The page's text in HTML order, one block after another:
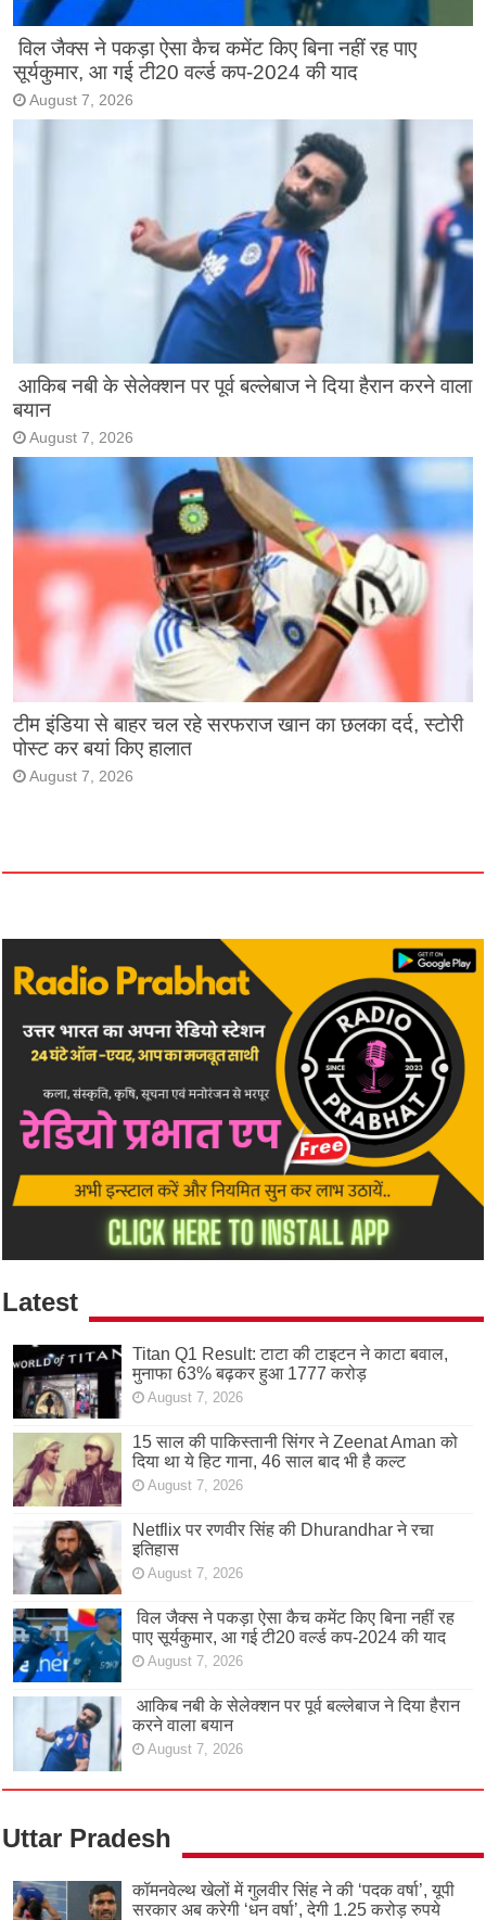
विल जैक्स ने पकड़ा ऐसा कैच कमेंट किए बिना नहीं रह पाए
सूर्यकुमार, आ गई टी20 वर्ल्ड कप-2024 की याद
August 7, 2026
आकिब नबी के सेलेक्शन पर पूर्व बल्लेबाज ने दिया हैरान करने वाला
बयान
August 7, 2026
टीम इंडिया से बाहर चल रहे सरफराज खान का छलका दर्द, स्टोरी
पोस्ट कर बयां किए हालात
August 7, 2026
Latest
Titan Q1 Result: टाटा की टाइटन ने काटा बवाल,
मुनाफा 63% बढ़कर हुआ 1777 करोड़
August 7, 2026
15 साल की पाकिस्तानी सिंगर ने Zeenat Aman को
दिया था ये हिट गाना, 46 साल बाद भी है कल्ट
August 7, 2026
Netflix पर रणवीर सिंह की Dhurandhar ने रचा
इतिहास
August 7, 2026
विल जैक्स ने पकड़ा ऐसा कैच कमेंट किए बिना नहीं रह
पाए सूर्यकुमार, आ गई टी20 वर्ल्ड कप-2024 की याद
August 7, 2026
आकिब नबी के सेलेक्शन पर पूर्व बल्लेबाज ने दिया हैरान
करने वाला बयान
August 7, 2026
Uttar Pradesh
कॉमनवेल्थ खेलों में गुलवीर सिंह ने की ‘पदक वर्षा’, यूपी
सरकार अब करेगी ‘धन वर्षा’, देगी 1.25 करोड़ रुपये